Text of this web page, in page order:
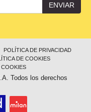
ENVIAR
POLÍTICA DE PRIVACIDAD
DE COOKIES
Todos los derechos